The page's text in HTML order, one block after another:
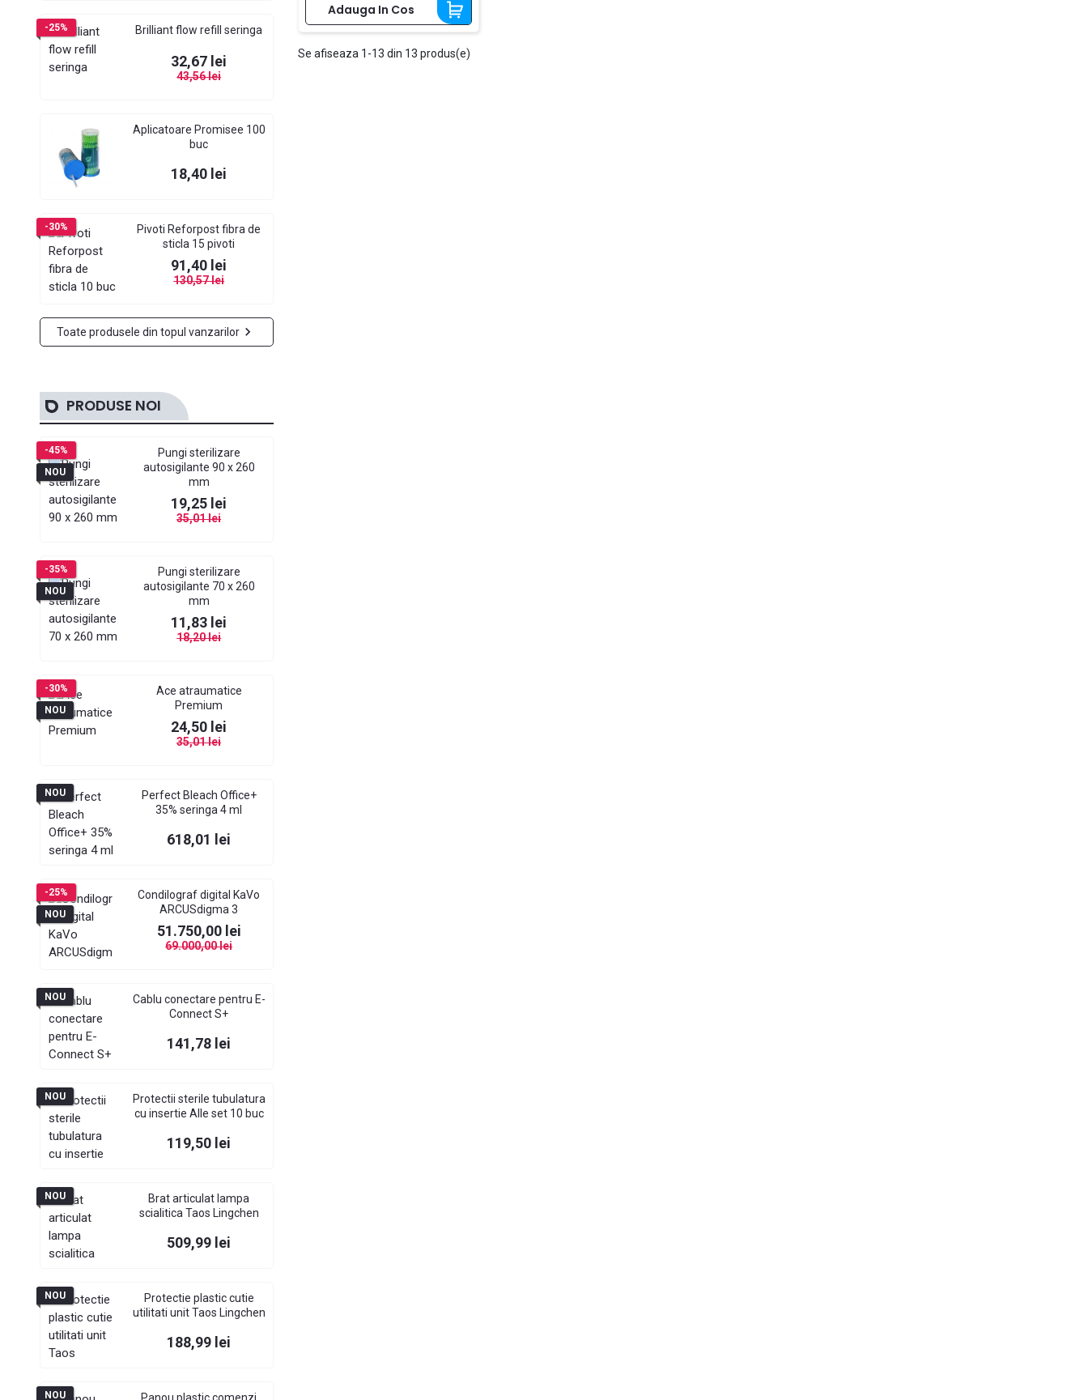
Brilliant flow refill seringa
Pret
32,67 lei Pret de baza
43,56 lei
-25%
Aplicatoare Promisee 100
buc
Pret
18,40 lei
Pivoti Reforpost fibra de
sticla 15 pivoti
Pret
91,40 lei
130,57 lei
-30%
Toate produsele din topul vanzarilor 
PRODUSE NOI
Pungi sterilizare
autosigilante 90 x 260
mm
Pret
19,25 lei
35,01 lei
-45%
NOU
Pungi sterilizare
autosigilante 70 x 260
mm
Pret
11,83 lei
18,20 lei
-35%
NOU
Ace atraumatice
Premium
Pret
24,50 lei
35,01 lei
-30%
NOU
Perfect Bleach Office+
35% seringa 4 ml
Pret
618,01 lei
NOU
Condilograf digital KaVo
ARCUSdigma 3
Pret
51.750,00 leiPret de baza
69.000,00 lei
-25%
NOU
Cablu conectare pentru E-
Connect S+
Pret
141,78 lei
NOU
Protectii sterile tubulatura
cu insertie Alle set 10 buc
Pret
119,50 lei
NOU
Brat articulat lampa
scialitica Taos Lingchen
Pret
509,99 lei
NOU
Protectie plastic cutie
utilitati unit Taos Lingchen
Pret
188,99 lei
NOU
NOU
Adauga In Cos
Se afiseaza 1-13 din 13 produs(e)